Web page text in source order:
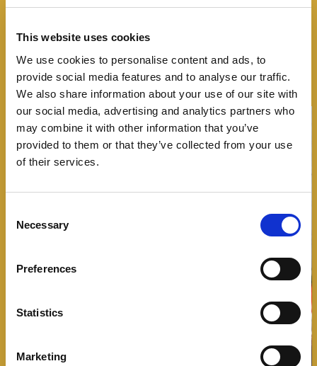
This website uses cookies
We use cookies to personalise content and ads, to
provide social media features and to analyse our traffic.
We also share information about your use of our site with
our social media, advertising and analytics partners who
may combine it with other information that you’ve
provided to them or that they’ve collected from your use
of their services.
Selection
Necessary
Preferences
Statistics
Marketing
speciale un panino